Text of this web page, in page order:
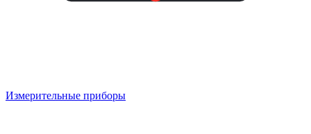
Измерительные приборы